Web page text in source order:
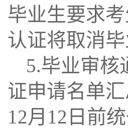
毕业生要求
认证将取消毕
5.毕业审核
证申请名单
12月12日前